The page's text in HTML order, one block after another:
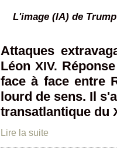
L'image (IA) de
Attaques
Léon XIV.
face à face entre
lourd de sens. Il
transatlantique du
Lire la suite